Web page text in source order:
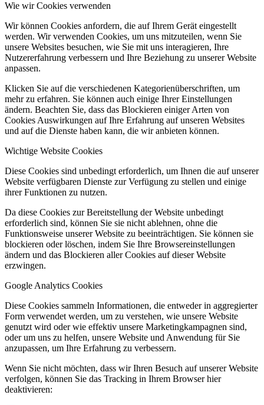
Wie wir Cookies verwenden
Wir können Cookies anfordern, die auf Ihrem Gerät eingestellt
werden. Wir verwenden Cookies, um uns mitzuteilen, wenn Sie
unsere Websites besuchen, wie Sie mit uns interagieren, Ihre
Nutzererfahrung verbessern und Ihre Beziehung zu unserer Website
anpassen.
Klicken Sie auf die verschiedenen Kategorienüberschriften, um
mehr zu erfahren. Sie können auch einige Ihrer Einstellungen
ändern. Beachten Sie, dass das Blockieren einiger Arten von
Cookies Auswirkungen auf Ihre Erfahrung auf unseren Websites
und auf die Dienste haben kann, die wir anbieten können.
Wichtige Website Cookies
Diese Cookies sind unbedingt erforderlich, um Ihnen die auf unserer
Website verfügbaren Dienste zur Verfügung zu stellen und einige
ihrer Funktionen zu nutzen.
Da diese Cookies zur Bereitstellung der Website unbedingt
erforderlich sind, können Sie sie nicht ablehnen, ohne die
Funktionsweise unserer Website zu beeinträchtigen. Sie können sie
blockieren oder löschen, indem Sie Ihre Browsereinstellungen
ändern und das Blockieren aller Cookies auf dieser Website
erzwingen.
Google Analytics Cookies
Diese Cookies sammeln Informationen, die entweder in aggregierter
Form verwendet werden, um zu verstehen, wie unsere Website
genutzt wird oder wie effektiv unsere Marketingkampagnen sind,
oder um uns zu helfen, unsere Website und Anwendung für Sie
anzupassen, um Ihre Erfahrung zu verbessern.
Wenn Sie nicht möchten, dass wir Ihren Besuch auf unserer Website
verfolgen, können Sie das Tracking in Ihrem Browser hier
deaktivieren: